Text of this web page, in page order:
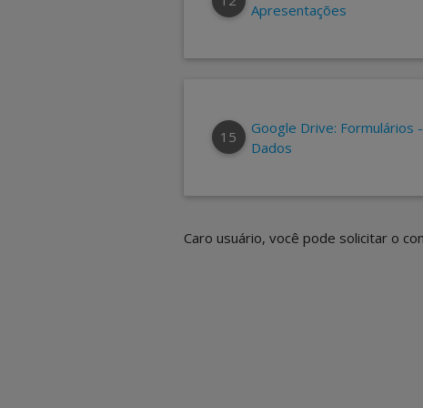
Apresentações
15
Google Drive: Formulários -
Dados
Caro usuário, você pode solicitar o